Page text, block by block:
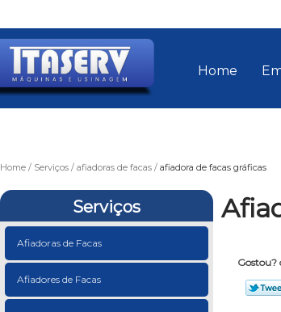
Home
Home Serviços afiadoras de facas afiadora de facas gráficas
Serviços
Afiadoras de Facas
Afiadores de Facas
Gostou?